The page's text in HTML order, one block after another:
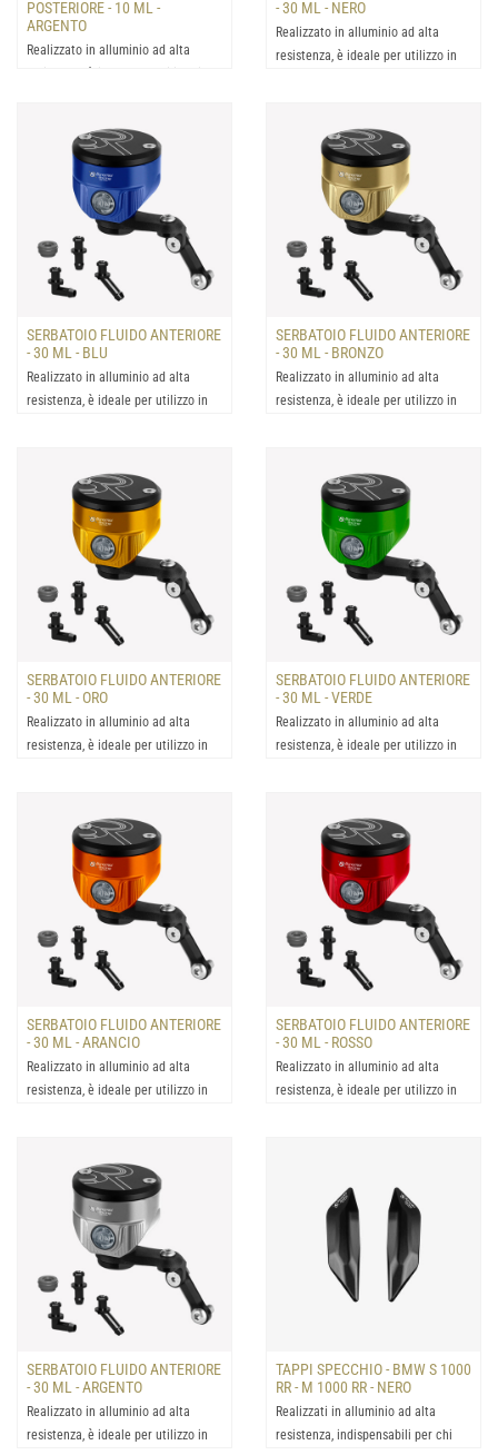
POSTERIORE - 10 ML -
ARGENTO
Realizzato in alluminio ad alta
- 30 ML - NERO
Realizzato in alluminio ad alta
resistenza, è ideale per utilizzo in
SERBATOIO FLUIDO ANTERIORE
- 30 ML - BLU
Realizzato in alluminio ad alta
resistenza, è ideale per utilizzo in
SERBATOIO FLUIDO ANTERIORE
- 30 ML - BRONZO
Realizzato in alluminio ad alta
resistenza, è ideale per utilizzo in
SERBATOIO FLUIDO ANTERIORE
- 30 ML - ORO
Realizzato in alluminio ad alta
resistenza, è ideale per utilizzo in
SERBATOIO FLUIDO ANTERIORE
- 30 ML - VERDE
Realizzato in alluminio ad alta
resistenza, è ideale per utilizzo in
SERBATOIO FLUIDO ANTERIORE
- 30 ML - ARANCIO
Realizzato in alluminio ad alta
resistenza, è ideale per utilizzo in
SERBATOIO FLUIDO ANTERIORE
- 30 ML - ROSSO
Realizzato in alluminio ad alta
resistenza, è ideale per utilizzo in
SERBATOIO FLUIDO ANTERIORE
- 30 ML - ARGENTO
Realizzato in alluminio ad alta
resistenza, è ideale per utilizzo in
TAPPI SPECCHIO - BMW S 1000
RR - M 1000 RR - NERO
Realizzati in alluminio ad alta
resistenza, indispensabili per chi